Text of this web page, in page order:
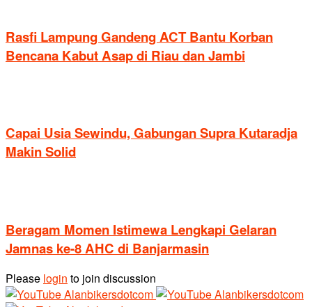
Rasfi Lampung Gandeng ACT Bantu Korban
Bencana Kabut Asap di Riau dan Jambi
Capai Usia Sewindu, Gabungan Supra Kutaradja
Makin Solid
Beragam Momen Istimewa Lengkapi Gelaran
Jamnas ke-8 AHC di Banjarmasin
Please login to join discussion